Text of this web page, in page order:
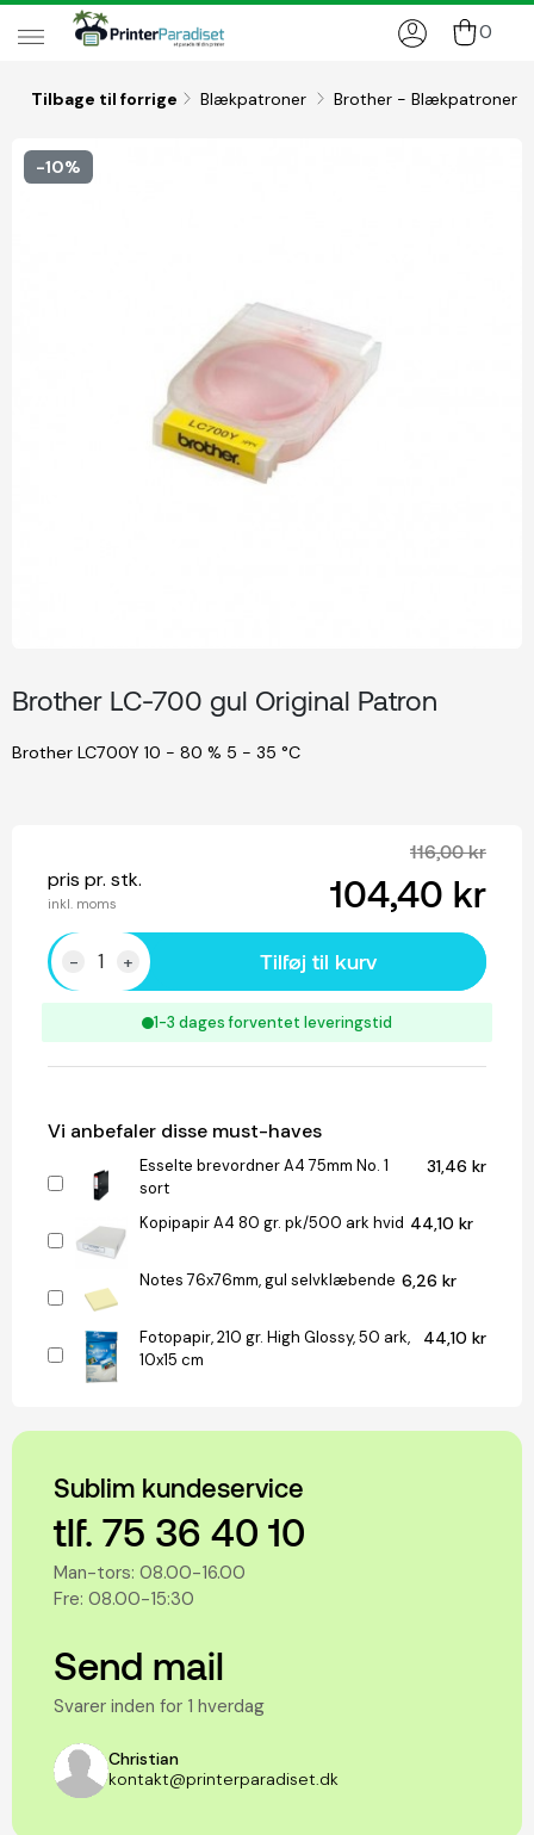
0
Tilbage til forrige Blækpatroner Brother - Blækpatroner
-10%
Brother LC-700 gul Original Patron
Brother LC700Y 10 - 80 % 5 - 35 °C
116,00 kr
pris pr. stk.
inkl. moms 104,40 kr
- + Tilføj til kurv
1-3 dages forventet leveringstid
Vi anbefaler disse must-haves
Esselte brevordner A4 75mm No. 1
sort
31,46 kr
Kopipapir A4 80 gr. pk/500 ark hvid 44,10 kr
Notes 76x76mm, gul selvklæbende 6,26 kr
Fotopapir, 210 gr. High Glossy, 50 ark,
10x15 cm
44,10 kr
Sublim kundeservice
tlf. 75 36 40 10
Man-tors: 08.00-16.00
Fre: 08.00-15:30
Send mail
Svarer inden for 1 hverdag
Christian
kontakt@printerparadiset.dk